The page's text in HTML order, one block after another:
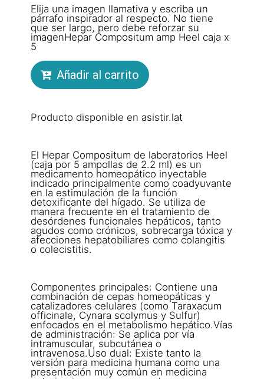
Elija una imagen llamativa y escriba un
párrafo inspirador al respecto. No tiene
que ser largo, pero debe reforzar su
imagenHepar Compositum amp Heel caja x
5
Añadir al carrito
Producto disponible en asistir.lat
El Hepar Compositum de laboratorios Heel
(caja por 5 ampollas de 2.2 ml) es un
medicamento homeopático inyectable
indicado principalmente como coadyuvante
en la estimulación de la función
detoxificante del hígado. Se utiliza de
manera frecuente en el tratamiento de
desórdenes funcionales hepáticos, tanto
agudos como crónicos, sobrecarga tóxica y
afecciones hepatobiliares como colangitis
o colecistitis.
Componentes principales: Contiene una
combinación de cepas homeopáticas y
catalizadores celulares (como Taraxacum
officinale, Cynara scolymus y Sulfur)
enfocados en el metabolismo hepático.Vías
de administración: Se aplica por vía
intramuscular, subcutánea o
intravenosa.Uso dual: Existe tanto la
versión para medicina humana como una
presentación muy común en medicina